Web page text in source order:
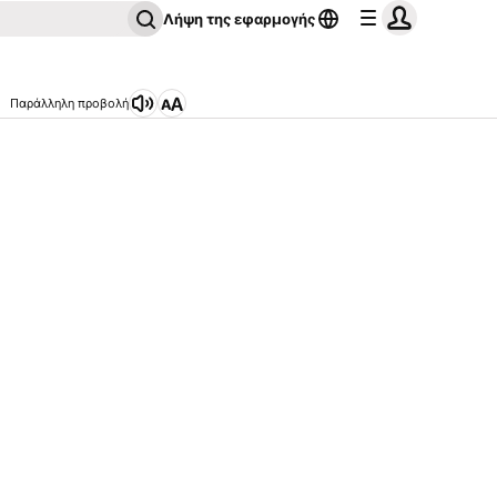
Λήψη της εφαρμογής
Παράλληλη προβολή